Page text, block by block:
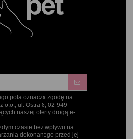
pola oznacza zgodę na
o.o., ul. Ostra 8, 02-949
naszej oferty drogą e-
czasie bez wpływu na
dokonanego przed jej